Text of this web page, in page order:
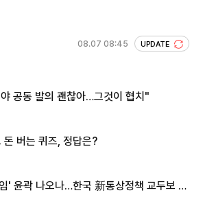
08.07 08:45 UPDATE
공동 발의 괜찮아…그것이 협치"
버는 퀴즈, 정답은?
' 윤곽 나오나…한국 新통상정책 교두보 활